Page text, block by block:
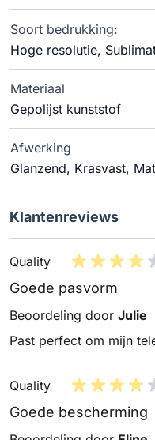
Soort bedrukking:
Hoge resolutie,
Materiaal
Gepolijst kunststof
Afwerking
Glanzend, Krasvast,
Klantenreviews
Quality
Goede pasvorm
Beoordeling door Julie
Past perfect om mijn
Quality
Goede bescherming